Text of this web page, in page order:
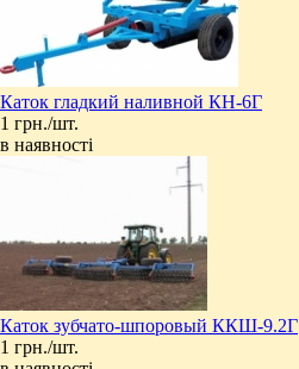
Каток гладкий наливной КН-6Г
1 грн./шт.
в наявності
Каток зубчато-шпоровый ККШ-9.2Г
1 грн./шт.